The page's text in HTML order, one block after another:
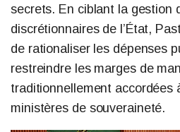
secrets. En ciblant la gestion
discrétionnaires de l’État,
de rationaliser les dépenses
restreindre les marges de
traditionnellement accordées
ministères de souveraineté.